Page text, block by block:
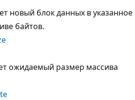
новый блок данных в указанное
байтов.
ожидаемый размер массива